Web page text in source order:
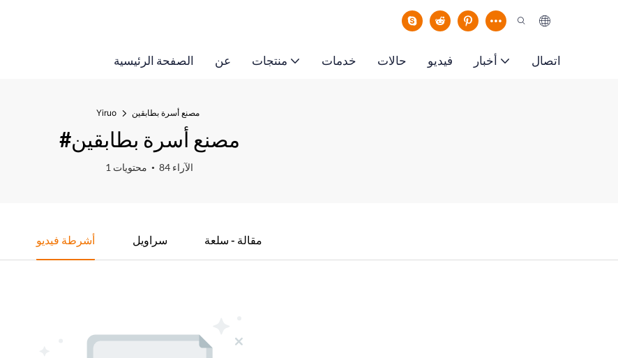
الصفحة الرئيسية عن منتجات خدمات حالات فيديو أخبار اتصال
Yiruo مصنع أسرة بطابقين
#مصنع أسرة بطابقين
1 محتويات 84 الآراء
أشرطة فيديو سراويل مقالة - سلعة